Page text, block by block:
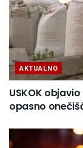
AKTUALNO
USKOK
opasno